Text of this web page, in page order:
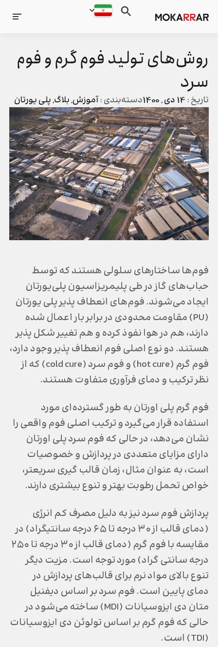
روش‌های تولید فوم گرم و فوم
سرد
تاریخ :14 دی , 1400 دسته‌بندی :آموزش,بلاگ,پلی یورتان
فوم‌ها ساختارهای سلولی هستند که توسط
حباب‌های گاز در طی پلیمریزاسیون پلی‌یورتان
ایجاد می‌شوند. فوم‌های انعطاف پذیر پلی یورتان
(PU) مقاومت محدودی در برابر بار اعمال شده
دارند، هم در هوا نفوذ کرده و هم تغییر شکل پذیر
هستند. دو نوع اصلی فوم انعطاف پذیر وجود دارد،
فوم گرم (hot cure) و فوم سرد (cold cure) که از
نظر ترکیب و دمای فرآوری متفاوت هستند.
فوم گرم پلی اورتان به طور گسترده‌ای مورد
استفاده قرار می‌گیرد و ترکیب اصلی فوم واقعی را
نشان می‌دهد، در حالی که فوم سرد پلی اورتان
دارای مزایای متعددی در پردازش و خصوصیات
است، به عنوان مثال، زمان قالب گیری سریعتر،
خواص تحمل رطوبت بهتر و تنوع بیشتری دارند.
پردازش فوم سرد نیز به دلیل مصرف کم انرژی
(دمای قالب از ۳۰ درجه تا ۶۵ درجه سانتیگراد) در
مقایسه با فوم گرم (دمای قالب از ۳۰ درجه تا ۲۵۰
درجه سانتی گراد) مورد توجه است. مزیت دیگر
تنوع بالای مواد نرم برای قالب‌های پردازش در
دمای پایین است. فوم سرد بر اساس دیفنیل
متان دی ایزوسیانات (MDI) ساخته می‌شود در
حالی که فوم گرم بر اساس تولوئن دی ایزوسیانات
(TDI) است.